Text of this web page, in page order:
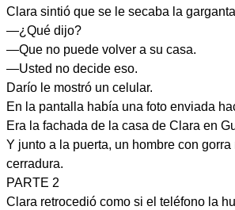
Clara sintió que se le secaba la
—¿Qué dijo?
—Que no puede volver a su casa.
—Usted no decide eso.
Darío le mostró un celular.
En la pantalla había una foto enviada
Era la fachada de la casa de Clara en
Y junto a la puerta, un hombre con gorra
cerradura.
PARTE 2
Clara retrocedió como si el teléfono la